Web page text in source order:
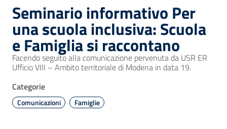
Seminario informativo Per
una scuola inclusiva: Scuola
e Famiglia si raccontano
Facendo seguito alla comunicazione pervenuta da USR ER
Ufficio VIII – Ambito territoriale di Modena in data 19.
Categorie
Comunicazioni Famiglie